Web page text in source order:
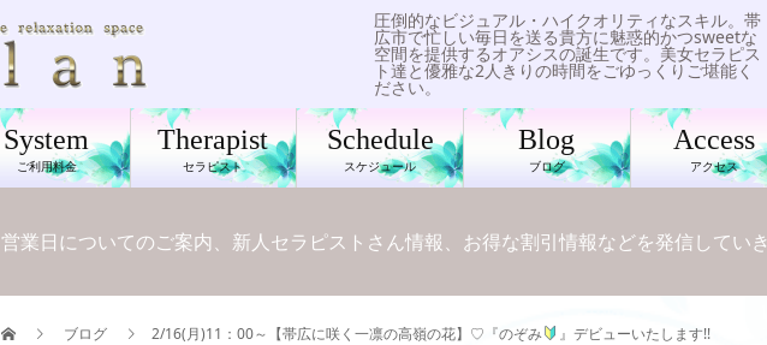
圧倒的なビジュアル・ハイクオリティなスキル。帯
広市で忙しい毎日を送る貴方に魅惑的かつsweetな
空間を提供するオアシスの誕生です。美女セラピス
ト達と優雅な2人きりの時間をごゆっくりご堪能く
ださい。
System
ご利用料金
Therapist
セラピスト
Schedule
スケジュール
Blog
ブログ
Access
アクセス
営業日についてのご案内、新人セラピストさん情報、お得な割引情報などを発信してい
ブログ 2/16(月)11：00～【帯広に咲く一凛の高嶺の花】♡『のぞみ 』デビューいたします!!